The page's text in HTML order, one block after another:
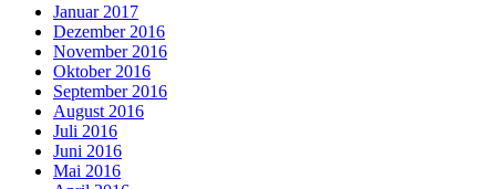
Januar 2017
Dezember 2016
November 2016
Oktober 2016
September 2016
August 2016
Juli 2016
Juni 2016
Mai 2016